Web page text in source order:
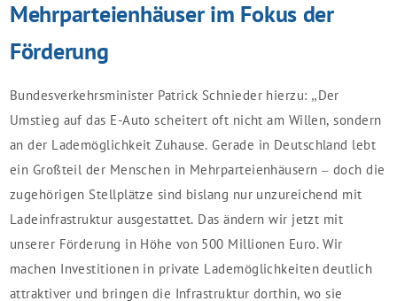
Mehrparteienhäuser im Fokus der
Förderung
Bundesverkehrsminister Patrick Schnieder hierzu: „Der
Umstieg auf das E-Auto scheitert oft nicht am Willen, sondern
an der Lademöglichkeit Zuhause. Gerade in Deutschland lebt
ein Großteil der Menschen in Mehrparteienhäusern – doch die
zugehörigen Stellplätze sind bislang nur unzureichend mit
Ladeinfrastruktur ausgestattet. Das ändern wir jetzt mit
unserer Förderung in Höhe von 500 Millionen Euro. Wir
machen Investitionen in private Lademöglichkeiten deutlich
attraktiver und bringen die Infrastruktur dorthin, wo sie